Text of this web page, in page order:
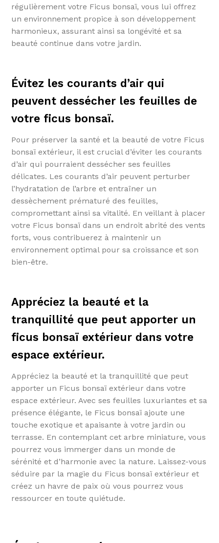
régulièrement votre Ficus bonsaï, vous lui offrez
un environnement propice à son développement
harmonieux, assurant ainsi sa longévité et sa
beauté continue dans votre jardin.
Évitez les courants d’air qui
peuvent dessécher les feuilles de
votre ficus bonsaï.
Pour préserver la santé et la beauté de votre Ficus
bonsaï extérieur, il est crucial d’éviter les courants
d’air qui pourraient dessécher ses feuilles
délicates. Les courants d’air peuvent perturber
l’hydratation de l’arbre et entraîner un
dessèchement prématuré des feuilles,
compromettant ainsi sa vitalité. En veillant à placer
votre Ficus bonsaï dans un endroit abrité des vents
forts, vous contribuerez à maintenir un
environnement optimal pour sa croissance et son
bien-être.
Appréciez la beauté et la
tranquillité que peut apporter un
ficus bonsaï extérieur dans votre
espace extérieur.
Appréciez la beauté et la tranquillité que peut
apporter un Ficus bonsaï extérieur dans votre
espace extérieur. Avec ses feuilles luxuriantes et sa
présence élégante, le Ficus bonsaï ajoute une
touche exotique et apaisante à votre jardin ou
terrasse. En contemplant cet arbre miniature, vous
pourrez vous immerger dans un monde de
sérénité et d’harmonie avec la nature. Laissez-vous
séduire par la magie du Ficus bonsaï extérieur et
créez un havre de paix où vous pourrez vous
ressourcer en toute quiétude.